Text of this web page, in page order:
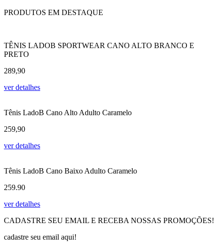
PRODUTOS EM DESTAQUE
TÊNIS LADOB SPORTWEAR CANO ALTO BRANCO E
PRETO
289,90
ver detalhes
Tênis LadoB Cano Alto Adulto Caramelo
259,90
ver detalhes
Tênis LadoB Cano Baixo Adulto Caramelo
259.90
ver detalhes
CADASTRE SEU EMAIL E RECEBA NOSSAS PROMOÇÕES!
cadastre seu email aqui!